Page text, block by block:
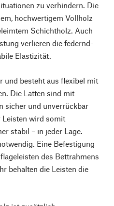
zu verhindern. Die
hochwertigem Vollholz
Schichtholz. Auch
verlieren die federnd-
Elastizität.
und besteht aus flexibel mit
Die Latten sind mit
sicher und unverrückbar
Leisten wird somit
stabil – in jeder Lage.
Eine Befestigung
des Bettrahmens
behalten die Leisten die